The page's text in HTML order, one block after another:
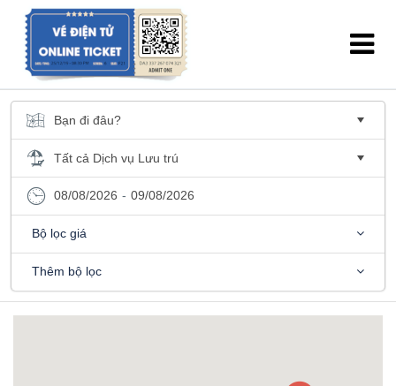
08/08/2026 - 09/08/2026
Bộ lọc giá
Thêm bộ lọc